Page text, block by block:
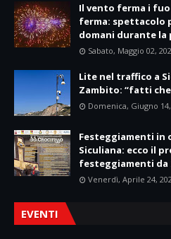
Il vento ferma i
ferma: spettacolo
domani durante la
Sabato, Maggio 02,
Lite nel traffico a
Zambito: “fatti
Domenica, Giugno
Festeggiamenti in
Siculiana: ecco il
festeggiamenti da
Venerdì, Aprile 24,
EVENTI